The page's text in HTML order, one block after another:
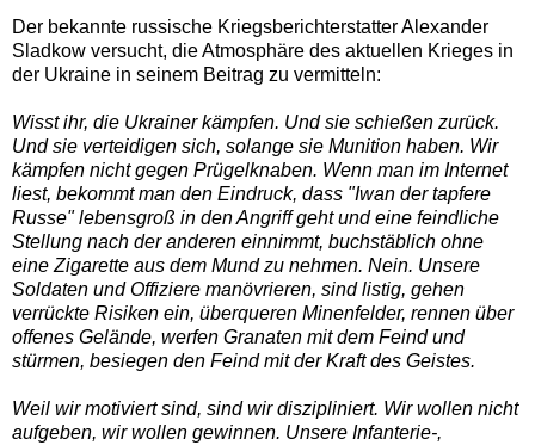
Der bekannte russische Kriegsberichterstatter Alexander
Sladkow versucht, die Atmosphäre des aktuellen Krieges in
der Ukraine in seinem Beitrag zu vermitteln:
Wisst ihr, die Ukrainer kämpfen. Und sie schießen zurück.
Und sie verteidigen sich, solange sie Munition haben. Wir
kämpfen nicht gegen Prügelknaben. Wenn man im Internet
liest, bekommt man den Eindruck, dass "Iwan der tapfere
Russe" lebensgroß in den Angriff geht und eine feindliche
Stellung nach der anderen einnimmt, buchstäblich ohne
eine Zigarette aus dem Mund zu nehmen. Nein. Unsere
Soldaten und Offiziere manövrieren, sind listig, gehen
verrückte Risiken ein, überqueren Minenfelder, rennen über
offenes Gelände, werfen Granaten mit dem Feind und
stürmen, besiegen den Feind mit der Kraft des Geistes.
Weil wir motiviert sind, sind wir diszipliniert. Wir wollen nicht
aufgeben, wir wollen gewinnen. Unsere Infanterie-,